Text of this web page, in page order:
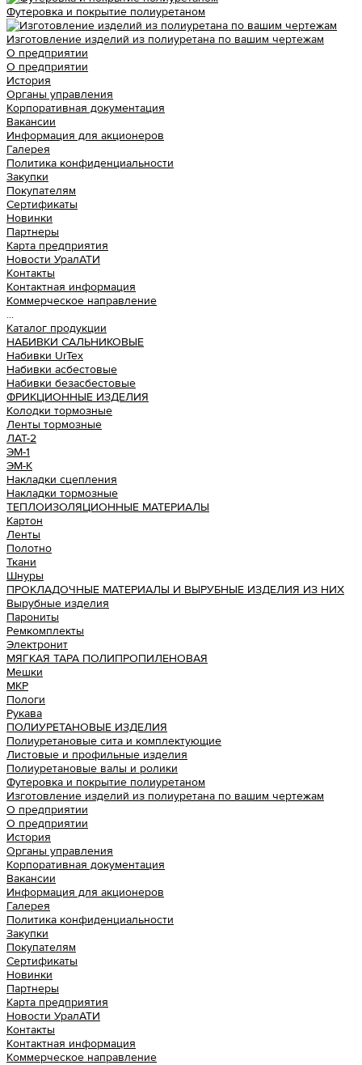
Футеровка и покрытие полиуретаном
Изготовление изделий из полиуретана по вашим чертежам
О предприятии
О предприятии
История
Органы управления
Корпоративная документация
Вакансии
Информация для акционеров
Галерея
Политика конфиденциальности
Закупки
Покупателям
Сертификаты
Новинки
Партнеры
Карта предприятия
Новости УралАТИ
Контакты
Контактная информация
Коммерческое направление
...
Каталог продукции
НАБИВКИ САЛЬНИКОВЫЕ
Набивки UrTex
Набивки асбестовые
Набивки безасбестовые
ФРИКЦИОННЫЕ ИЗДЕЛИЯ
Колодки тормозные
Ленты тормозные
ЛАТ-2
ЭМ-1
ЭМ-К
Накладки сцепления
Накладки тормозные
ТЕПЛОИЗОЛЯЦИОННЫЕ МАТЕРИАЛЫ
Картон
Ленты
Полотно
Ткани
Шнуры
ПРОКЛАДОЧНЫЕ МАТЕРИАЛЫ И ВЫРУБНЫЕ ИЗДЕЛИЯ ИЗ НИХ
Вырубные изделия
Парониты
Ремкомплекты
Электронит
МЯГКАЯ ТАРА ПОЛИПРОПИЛЕНОВАЯ
Мешки
МКР
Пологи
Рукава
ПОЛИУРЕТАНОВЫЕ ИЗДЕЛИЯ
Полиуретановые сита и комплектующие
Листовые и профильные изделия
Полиуретановые валы и ролики
Футеровка и покрытие полиуретаном
Изготовление изделий из полиуретана по вашим чертежам
О предприятии
О предприятии
История
Органы управления
Корпоративная документация
Вакансии
Информация для акционеров
Галерея
Политика конфиденциальности
Закупки
Покупателям
Сертификаты
Новинки
Партнеры
Карта предприятия
Новости УралАТИ
Контакты
Контактная информация
Коммерческое направление